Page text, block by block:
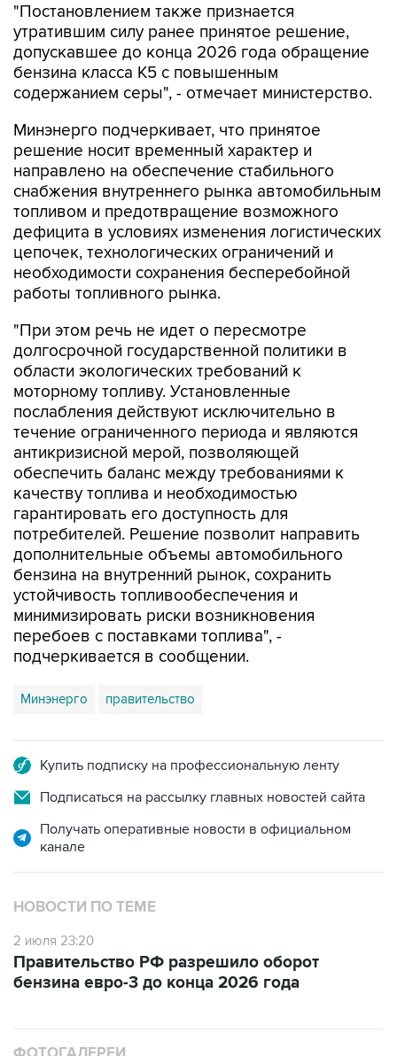
"Постановлением также признается
утратившим силу ранее принятое решение,
допускавшее до конца 2026 года обращение
бензина класса К5 с повышенным
содержанием серы", - отмечает министерство.
Минэнерго подчеркивает, что принятое
решение носит временный характер и
направлено на обеспечение стабильного
снабжения внутреннего рынка автомобильным
топливом и предотвращение возможного
дефицита в условиях изменения логистических
цепочек, технологических ограничений и
необходимости сохранения бесперебойной
работы топливного рынка.
"При этом речь не идет о пересмотре
долгосрочной государственной политики в
области экологических требований к
моторному топливу. Установленные
послабления действуют исключительно в
течение ограниченного периода и являются
антикризисной мерой, позволяющей
обеспечить баланс между требованиями к
качеству топлива и необходимостью
гарантировать его доступность для
потребителей. Решение позволит направить
дополнительные объемы автомобильного
бензина на внутренний рынок, сохранить
устойчивость топливообеспечения и
минимизировать риски возникновения
перебоев с поставками топлива", -
подчеркивается в сообщении.
Минэнерго правительство
Купить подписку на профессиональную ленту
Подписаться на рассылку главных новостей сайта
Получать оперативные новости в официальном
канале
НОВОСТИ ПО ТЕМЕ
2 июля 23:20
Правительство РФ разрешило оборот
бензина евро-3 до конца 2026 года